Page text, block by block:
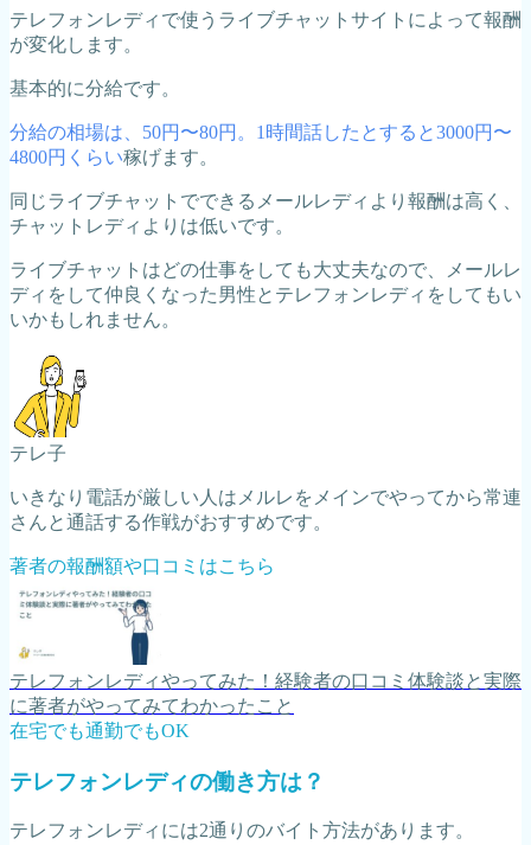
テレフォンレディで使うライブチャットサイトによって報酬
が変化します。
基本的に分給です。
分給の相場は、50円〜80円。1時間話したとすると3000円〜
4800円くらい稼げます。
同じライブチャットでできるメールレディより報酬は高く、
チャットレディよりは低いです。
ライブチャットはどの仕事をしても大丈夫なので、メールレ
ディをして仲良くなった男性とテレフォンレディをしてもい
いかもしれません。
テレ子
いきなり電話が厳しい人はメルレをメインでやってから常連
さんと通話する作戦がおすすめです。
著者の報酬額や口コミはこちら
テレフォンレディやってみた！経験者の口コミ体験談と実際
に著者がやってみてわかったこと
在宅でも通勤でもOK
テレフォンレディの働き方は？
テレフォンレディには2通りのバイト方法があります。